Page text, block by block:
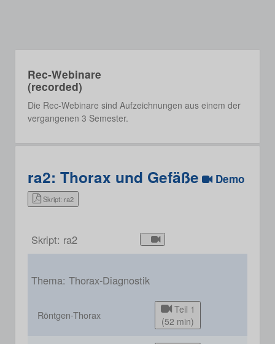
Rec-Webinare
(recorded)
Die Rec-Webinare sind Aufzeichnungen aus einem der
vergangenen 3 Semester.
ra2: Thorax und Gefäße Demo
Skript: ra2
Skript: ra2
Thema: Thorax-Diagnostik
Röntgen-Thorax
Teil 1
(52 min)